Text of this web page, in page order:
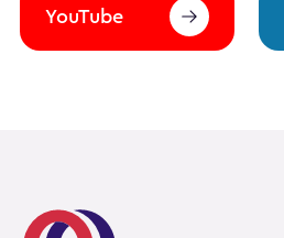
YouTube
Pårørendealliansen